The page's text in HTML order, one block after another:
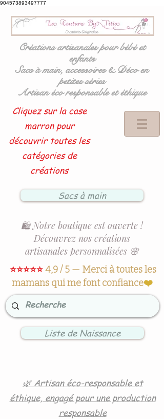
904573893497777
Créations artisanales pour bébé et
enfants
Sacs à main, accessoires & Déco en
petites séries
Artisan éco responsable et éthique
Cliquez sur la case
marron pour
découvrir toutes les
catégories de
créations
Sacs à main
🛍️ Notre boutique est ouverte !
Découvrez nos créations
artisanales personnalisées 🌸
⭐⭐⭐⭐⭐4,9 / 5 — Merci à toutes les
mamans qui me font confiance❤️
Liste de Naissance
🌿 Artisan éco-responsable et
éthique, engagé pour une production
responsable